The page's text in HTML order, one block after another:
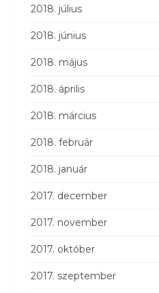
2018. július
2018. június
2018. május
2018. április
2018. március
2018. február
2018. január
2017. december
2017. november
2017. október
2017. szeptember